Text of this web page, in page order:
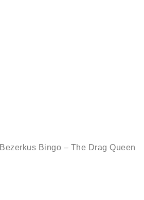
Bezerkus Bingo – The Drag Queen